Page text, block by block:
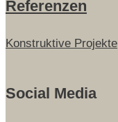
Referenzen
Konstruktive Projekte
Social Media